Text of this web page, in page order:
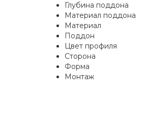
Глубина поддона
Материал поддона
Материал
Поддон
Цвет профиля
Сторона
Форма
Монтаж